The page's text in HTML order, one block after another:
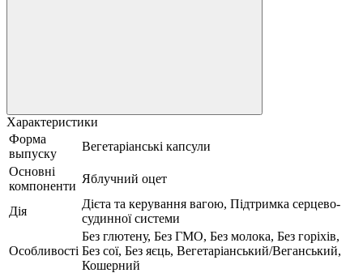
Характеристики
Форма
выпуску
Вегетаріанські капсули
Основні
компоненти
Яблучний оцет
Дія
Дієта та керування вагою, Підтримка серцево-
судинної системи
Особливості
Без глютену, Без ГМО, Без молока, Без горіхів,
Без сої, Без яєць, Вегетаріанський/Веганський,
Кошерний